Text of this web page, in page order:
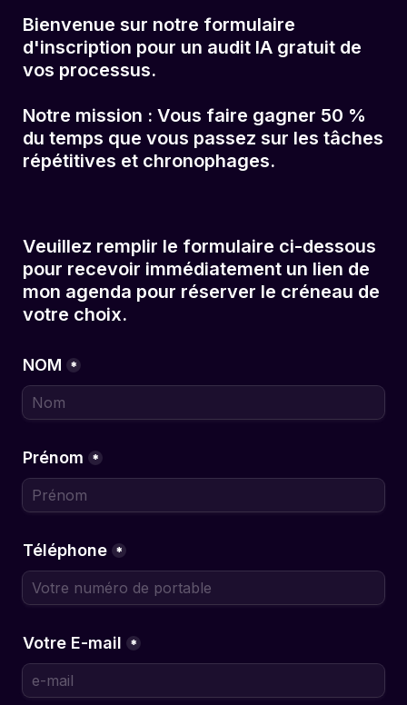
Bienvenue sur notre formulaire
d'inscription pour un audit IA gratuit de
vos processus.
Notre mission : Vous faire gagner 50 %
du temps que vous passez sur les tâches
répétitives et chronophages.
Veuillez remplir le formulaire ci-dessous
pour recevoir immédiatement un lien de
mon agenda pour réserver le créneau de
votre choix.
NOM *
Prénom *
Téléphone *
Votre E-mail *